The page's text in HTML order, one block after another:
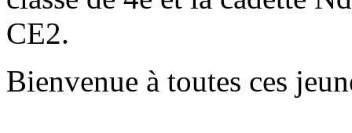
CE2.
Bienvenue à toutes ces